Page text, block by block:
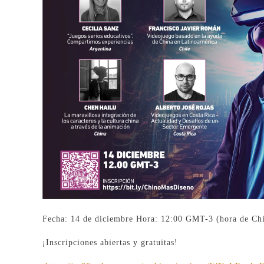
Fecha: 14 de diciembre Hora: 12:00 GMT-3 (hora de
¡Inscripciones abiertas y gratuitas!